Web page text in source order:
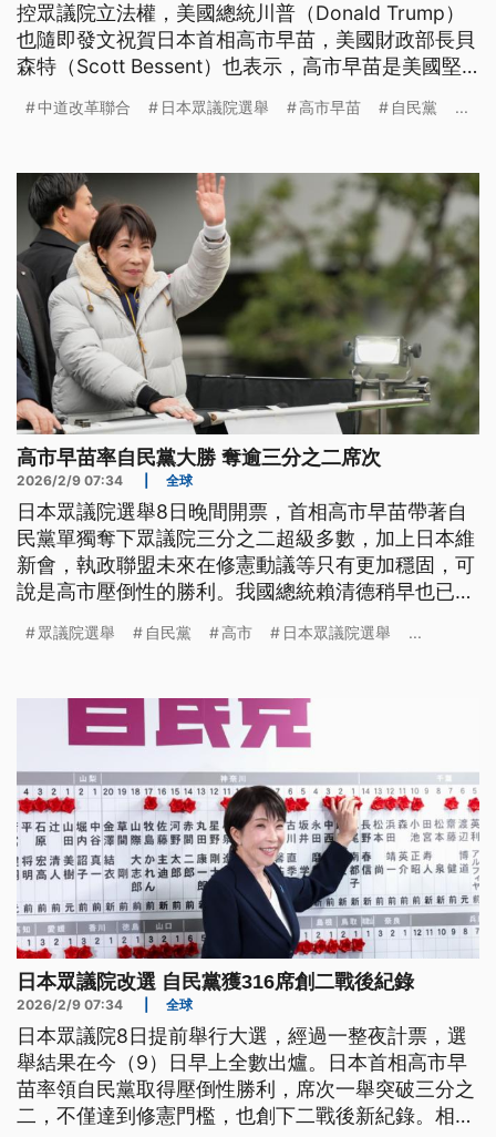
控眾議院立法權，美國總統川普（Donald Trump）
也隨即發文祝賀日本首相高市早苗，美國財政部長貝
森特（Scott Bessent）也表示，高市早苗是美國堅
國方面表示，高市早苗的勝選無法成為跟中國交涉的
中道改革聯合 日本眾議院選舉 高市早苗 自民黨 ...
高市早苗率自民黨大勝 奪逾三分之二席次
2026/2/9 07:34 全球
日本眾議院選舉8日晚間開票，首相高市早苗帶著自
民黨單獨奪下眾議院三分之二超級多數，加上日本維
新會，執政聯盟未來在修憲動議等只有更加穩固，可
說是高市壓倒性的勝利。我國總統賴清德稍早也已向
眾議院選舉 自民黨 高市 日本眾議院選舉 ...
日本眾議院改選 自民黨獲316席創二戰後紀錄
2026/2/9 07:34 全球
日本眾議院8日提前舉行大選，經過一整夜計票，選
舉結果在今（9）日早上全數出爐。日本首相高市早
苗率領自民黨取得壓倒性勝利，席次一舉突破三分之
二，不僅達到修憲門檻，也創下二戰後新紀錄。相對